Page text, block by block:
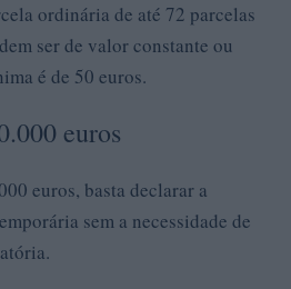
ordinária de até 72 parcelas
ser de valor constante ou
é de 50 euros.
euros
euros, basta declarar a
sem a necessidade de